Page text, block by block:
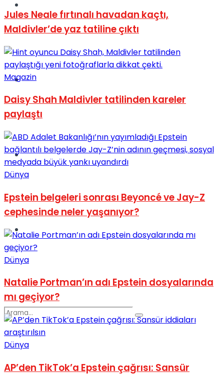
Tatil
Spor
Podcast
Jules Neale fırtınalı havadan kaçtı,
Maldivler’de yaz tatiline çıktı
Magazin
Daisy Shah Maldivler tatilinden kareler
paylaştı
Dünya
Epstein belgeleri sonrası Beyoncé ve Jay-Z
cephesinde neler yaşanıyor?
Dünya
Natalie Portman’ın adı Epstein dosyalarında
mı geçiyor?
Dünya
AP’den TikTok’a Epstein çağrısı: Sansür